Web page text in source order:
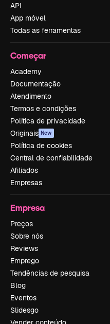
API
App móvel
Todas as ferramentas
Começar
Academy
Documentação
Atendimento
Termos e condições
Política de privacidade
Originais New
Política de cookies
Central de confiabilidade
Afiliados
Empresas
Empresa
Preços
Sobre nós
Reviews
Emprego
Tendências de pesquisa
Blog
Eventos
Slidesgo